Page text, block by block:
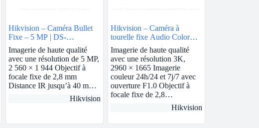
Hikvision – Caméra Bullet
Fixe – 5 MP | DS-
2CE17H0T-IT3F
Imagerie de haute qualité
avec une résolution de 5 MP,
2 560 × 1 944 Objectif à
focale fixe de 2,8 mm
Distance IR jusqu’à 40 m…
Hikvision
Hikvision – Caméra à
tourelle fixe Audio ColorVu
3K | DS-2CE70KF0T-MFS
Imagerie de haute qualité
avec une résolution 3K,
2960 × 1665 Imagerie
couleur 24h/24 et 7j/7 avec
ouverture F1.0 Objectif à
focale fixe de 2,8…
Hikvision